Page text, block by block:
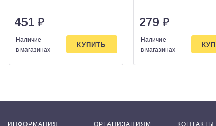
451 ₽
Наличие
в магазинах
КУПИТЬ
279 ₽
Наличие
в магазинах
ИНФОРМАЦИЯ ОРГАНИЗАЦИЯМ КОНТАКТЫ